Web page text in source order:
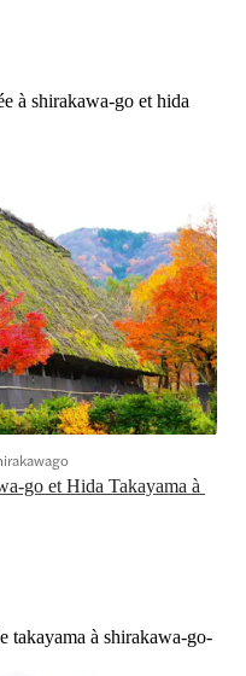
à shirakawa-go et hida
go et Hida Takayama à
takayama à shirakawa-go-